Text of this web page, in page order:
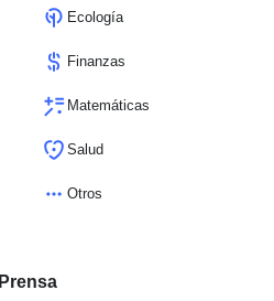
Ecología
Finanzas
Matemáticas
Salud
Otros
Prensa